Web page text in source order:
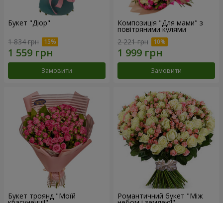
Букет "Діор"
1 834 грн
Замовити
Композиція "Для мами" з
повітряними кулями
2 221 грн
Замовити
Букет троянд "Моїй Романтичний букет "Між